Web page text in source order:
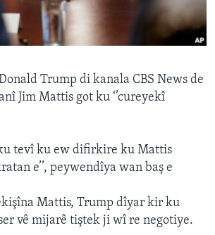
Trump di kanala CBS News de
Jim Mattis got ku ‘’cureyekî
tevî ku ew difirkire ku Mattis
e’’, peywendîya wan baş e
Mattis, Trump dîyar kir ku
vê mijarê tiştek ji wî re negotiye.